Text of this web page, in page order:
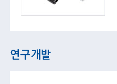
연구개발